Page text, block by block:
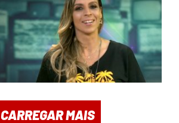
CARREGAR MAIS